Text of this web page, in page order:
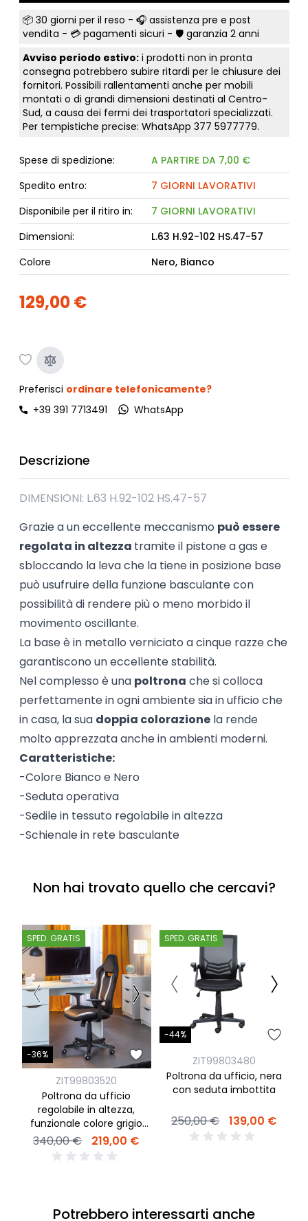
📦 30 giorni per il reso - 🎧 assistenza pre e post
vendita - 💳 pagamenti sicuri - 🛡️ garanzia 2 anni
Avviso periodo estivo:i prodotti non in pronta
consegna potrebbero subire ritardi per le chiusure dei
fornitori. Possibili rallentamenti anche per mobili
montati o di grandi dimensioni destinati al Centro-
Sud, a causa dei fermi dei trasportatori specializzati.
Per tempistiche precise: WhatsApp 377 5977779.
Spese di spedizione:
A PARTIRE DA 7,00 €
Spedito entro:
7 GIORNI LAVORATIVI
Disponibile per il ritiro in:
7 GIORNI LAVORATIVI
Dimensioni:
L.63 H.92-102 HS.47-57
Colore
Nero, Bianco
129,00 €
Preferisci ordinare telefonicamente?
+39 391 7713491
WhatsApp
Descrizione
DIMENSIONI: L.63 H.92-102 HS.47-57
Grazie a un eccellente meccanismo può essere
regolata in altezza tramite il pistone a gas e
sbloccando la leva che la tiene in posizione base
può usufruire della funzione basculante con
possibilità di rendere più o meno morbido il
movimento oscillante.
La base è in metallo verniciato a cinque razze che
garantiscono un eccellente stabilità.
Nel complesso è una poltrona che si colloca
perfettamente in ogni ambiente sia in ufficio che
in casa, la sua doppia colorazionela rende
molto apprezzata anche in ambienti moderni.
Caratteristiche:
-Colore Bianco e Nero
-Seduta operativa
-Sedile in tessuto regolabile in altezza
-Schienale in rete basculante
Non hai trovato quello che cercavi?
SPED. GRATIS
-36%
ZIT99803520
Poltrona da ufficio
regolabile in altezza,
funzionale colore grigio
scuro
340,00 € 219,00 €
SPED. GRATIS
-44%
ZIT99803480
Poltrona da ufficio, nera
con seduta imbottita
250,00 € 139,00 €
Potrebbero interessarti anche